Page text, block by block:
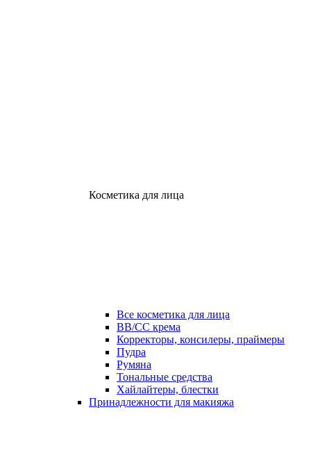
Косметика для лица
Все косметика для лица
ВВ/СС крема
Корректоры, консилеры, праймеры
Пудра
Румяна
Тональные средства
Хайлайтеры, блестки
Принадлежности для макияжа